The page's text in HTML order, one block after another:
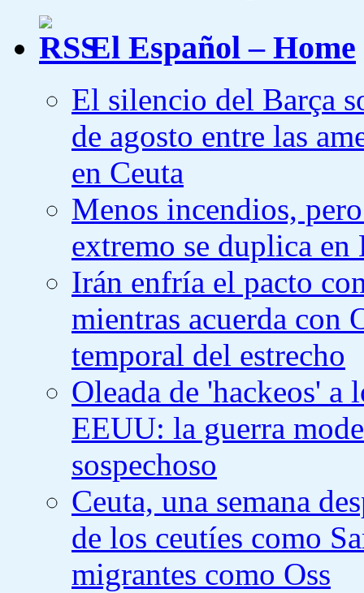
El Español – Home
El silencio del Barça
de agosto entre las
en Ceuta
Menos incendios,
extremo se duplica en
Irán enfría el pacto
mientras acuerda con
temporal del estrecho
Oleada de 'hackeos' a
EEUU: la guerra
sospechoso
Ceuta, una semana
de los ceutíes como
migrantes como Oss